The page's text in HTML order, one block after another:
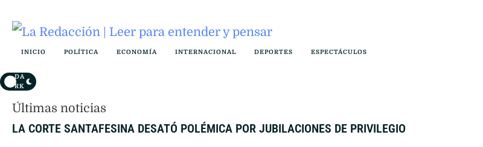
DA
RK
INICIO POLÍTICA ECONOMÍA INTERNACIONAL DEPORTES ESPECTÁCULOS
Últimas noticias
LA CORTE SANTAFESINA DESATÓ POLÉMICA POR JUBILACIONES DE PRIVILEGIO